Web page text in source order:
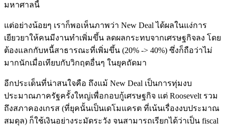
มหาศาลนี้
แต่อย่างน้อยๆ เราก็พอเห็นภาพว่า New Deal ได้ผลในแง่การ
เยียวยาให้คนมีงานทำเพิ่มขึ้น ลดผลกระทบจากเศรษฐกิจลง โดย
ต้องแลกกับหนี้สาธารณะที่เพิ่มขึ้น (20% -> 40%) ซึ่งก็ถือว่าไม่
มากนักเมื่อเทียบกับวิกฤตอื่นๆ ในยุคถัดมา
อีกประเด็นที่น่าสนใจคือ ถึงแม้ New Deal เป็นการทุ่มงบ
ประมาณภาครัฐครั้งใหญ่เพื่อกอบกู้เศรษฐกิจ แต่ Roosevelt รวม
ถึงสภาคองเกรส (ที่ยุคนั้นเป็นเดโมแครต ที่เน้นเรื่องงบประมาณ
สมดุล) ก็ใช้เงินอย่างระมัดระวัง จนสามารถเรียกได้ว่าเป็น fiscal